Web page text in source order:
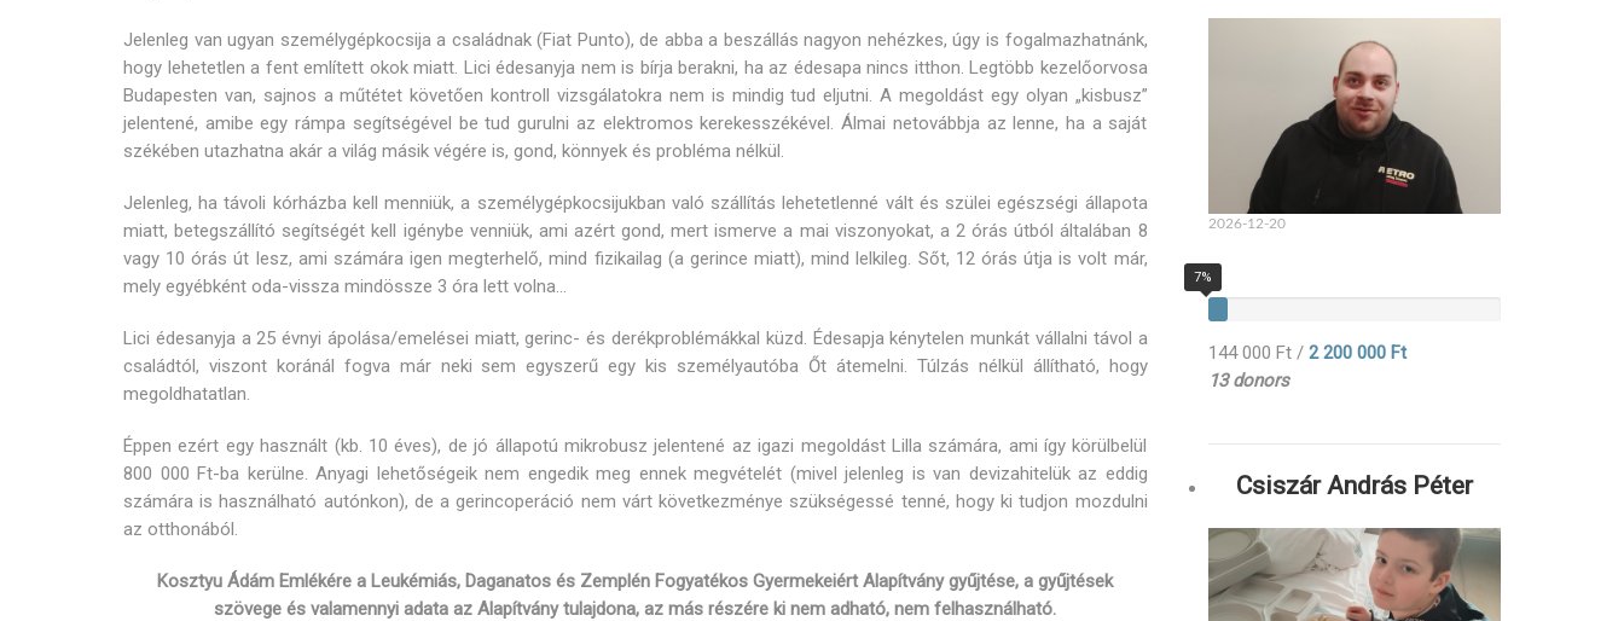
Jelenleg van ugyan személygépkocsija a családnak (Fiat Punto), de abba a beszállás nagyon nehézkes, úgy is fogalmazhatnánk,
hogy lehetetlen a fent említett okok miatt. Lici édesanyja nem is bírja berakni, ha az édesapa nincs itthon. Legtöbb kezelőorvosa
Budapesten van, sajnos a műtétet követően kontroll vizsgálatokra nem is mindig tud eljutni. A megoldást egy olyan „kisbusz”
jelentené, amibe egy rámpa segítségével be tud gurulni az elektromos kerekesszékével. Álmai netovábbja az lenne, ha a saját
székében utazhatna akár a világ másik végére is, gond, könnyek és probléma nélkül.
Jelenleg, ha távoli kórházba kell menniük, a személygépkocsijukban való szállítás lehetetlenné vált és szülei egészségi állapota
miatt, betegszállító segítségét kell igénybe venniük, ami azért gond, mert ismerve a mai viszonyokat, a 2 órás útból általában 8
vagy 10 órás út lesz, ami számára igen megterhelő, mind fizikailag (a gerince miatt), mind lelkileg. Sőt, 12 órás útja is volt már,
mely egyébként oda-vissza mindössze 3 óra lett volna…
Lici édesanyja a 25 évnyi ápolása/emelései miatt, gerinc- és derékproblémákkal küzd. Édesapja kénytelen munkát vállalni távol a
családtól, viszont koránál fogva már neki sem egyszerű egy kis személyautóba Őt átemelni. Túlzás nélkül állítható, hogy
megoldhatatlan.
Éppen ezért egy használt (kb. 10 éves), de jó állapotú mikrobusz jelentené az igazi megoldást Lilla számára, ami így körülbelül
800 000 Ft-ba kerülne. Anyagi lehetőségeik nem engedik meg ennek megvételét (mivel jelenleg is van devizahitelük az eddig
számára is használható autónkon), de a gerincoperáció nem várt következménye szükségessé tenné, hogy ki tudjon mozdulni
az otthonából.
Kosztyu Ádám Emlékére a Leukémiás, Daganatos és Zemplén Fogyatékos Gyermekeiért Alapítvány gyűjtése, a gyűjtések
szövege és valamennyi adata az Alapítvány tulajdona, az más részére ki nem adható, nem felhasználható.
2026-12-20
7%
144 000 Ft/ 2 200 000 Ft
13 donors
Csiszár András Péter